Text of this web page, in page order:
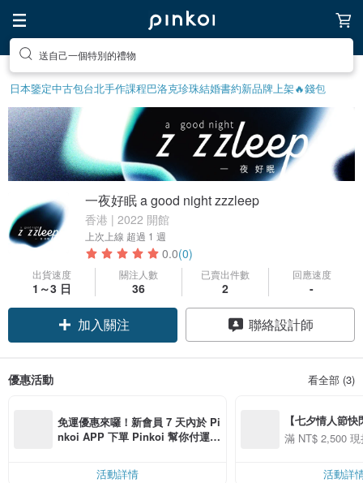
送自己一個特別的禮物
日本鑒定中古包台北手作課程巴洛克珍珠結婚書約新品牌上架🔥錢包
一夜好眠 a good night zzzleep
香港 | 2022 開館
上次上線 超過 1 週
0.0(0)
出貨速度
1～3 日
關注人數
36
已賣出件數
2
回應速度
-
加入關注 聯絡設計師
優惠活動 看全部 (3)
免運優惠來囉！新會員 7 天內於 Pi
nkoi APP 下單 Pinkoi 幫你付運
活動詳情
【七夕情人節
用 APP 購買任
00 現折 NT$100
滿 NT$ 2,500
活動詳